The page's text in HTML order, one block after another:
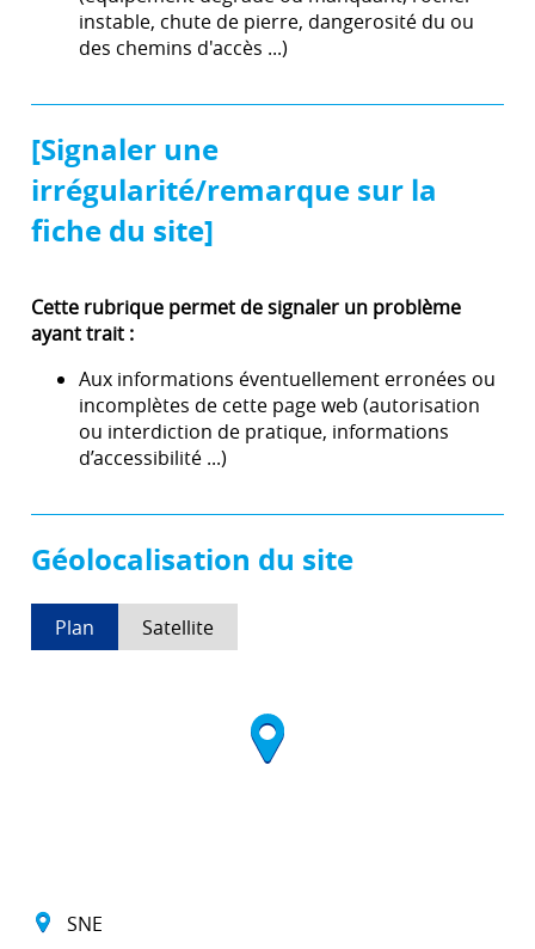
instable, chute de pierre, dangerosité du ou
des chemins d'accès ...)
[Signaler une
irrégularité/remarque sur la
fiche du site]
Cette rubrique permet de signaler un problème
ayant trait :
Aux informations éventuellement erronées ou
incomplètes de cette page web (autorisation
ou interdiction de pratique, informations
d’accessibilité ...)
Géolocalisation du site
Plan Satellite
SNE